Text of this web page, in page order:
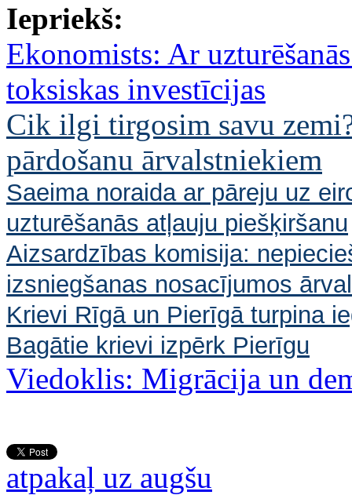
Iepriekš:
Ekonomists: Ar
toksiskas investīcijas
Cik ilgi tirgosim savu
pārdošanu ārvalstniekiem
Saeima noraida ar pāreju uz
uzturēšanās atļauju piešķiršanu
Aizsardzības komisija:
izsniegšanas nosacījumos
Krievi Rīgā un Pierīgā turpina
Bagātie krievi izpērk Pierīgu
Viedoklis: Migrācija un
atpakaļ uz augšu